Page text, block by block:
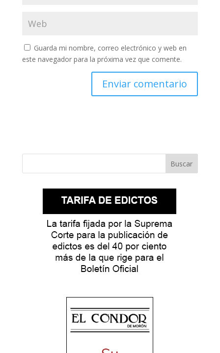
Guarda mi nombre, correo electrónico y web en
este navegador para la próxima vez que comente.
Buscar